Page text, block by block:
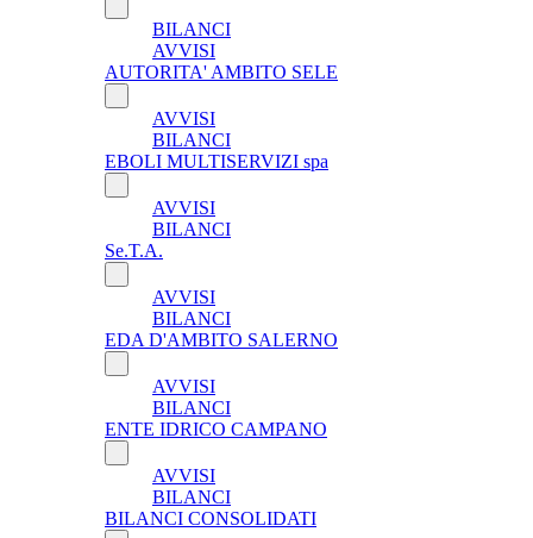
BILANCI
AVVISI
AUTORITA' AMBITO SELE
AVVISI
BILANCI
EBOLI MULTISERVIZI spa
AVVISI
BILANCI
Se.T.A.
AVVISI
BILANCI
EDA D'AMBITO SALERNO
AVVISI
BILANCI
ENTE IDRICO CAMPANO
AVVISI
BILANCI
BILANCI CONSOLIDATI